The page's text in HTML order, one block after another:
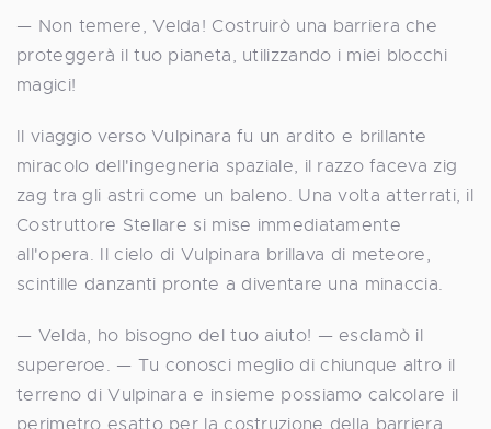
— Non temere, Velda! Costruirò una barriera che
proteggerà il tuo pianeta, utilizzando i miei blocchi
magici!
Il viaggio verso Vulpinara fu un ardito e brillante
miracolo dell'ingegneria spaziale, il razzo faceva zig
zag tra gli astri come un baleno. Una volta atterrati, il
Costruttore Stellare si mise immediatamente
all'opera. Il cielo di Vulpinara brillava di meteore,
scintille danzanti pronte a diventare una minaccia.
— Velda, ho bisogno del tuo aiuto! — esclamò il
supereroe. — Tu conosci meglio di chiunque altro il
terreno di Vulpinara e insieme possiamo calcolare il
perimetro esatto per la costruzione della barriera.